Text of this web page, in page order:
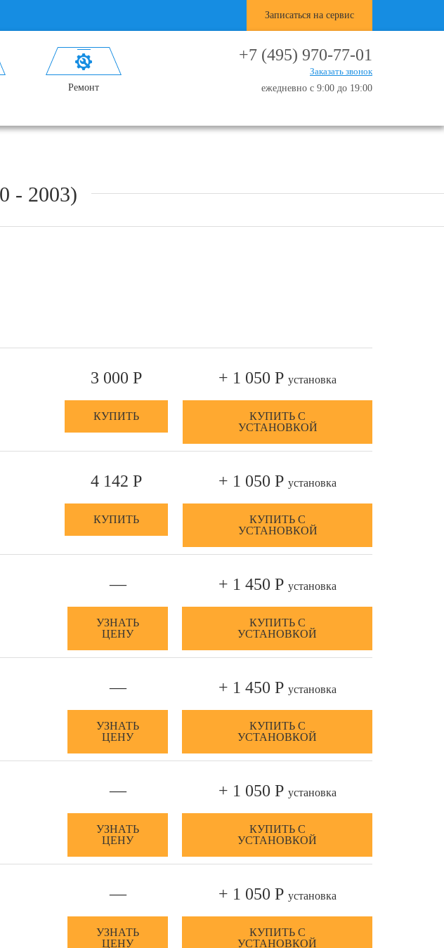
Записаться на сервис
Ремонт
+7 (495) 970-77-01
Заказать звонок
ежедневно с 9:00 до 19:00
- 2003)
3 000 Р
КУПИТЬ
+ 1 050 Р установка
КУПИТЬ С
УСТАНОВКОЙ
4 142 Р
КУПИТЬ
+ 1 050 Р установка
КУПИТЬ С
УСТАНОВКОЙ
—
УЗНАТЬ
ЦЕНУ
+ 1 450 Р установка
КУПИТЬ С
УСТАНОВКОЙ
—
УЗНАТЬ
ЦЕНУ
+ 1 450 Р установка
КУПИТЬ С
УСТАНОВКОЙ
—
УЗНАТЬ
ЦЕНУ
+ 1 050 Р установка
КУПИТЬ С
УСТАНОВКОЙ
—
УЗНАТЬ
ЦЕНУ
+ 1 050 Р установка
КУПИТЬ С
УСТАНОВКОЙ